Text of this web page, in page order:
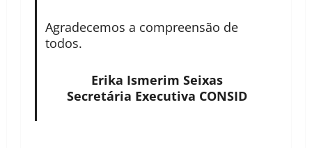
Agradecemos a compreensão de
todos.
Erika Ismerim Seixas
Secretária Executiva CONSID